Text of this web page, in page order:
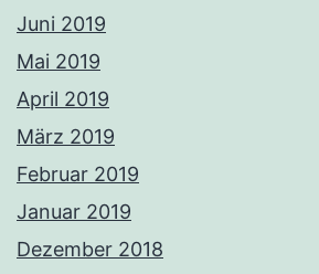
Juni 2019
Mai 2019
April 2019
März 2019
Februar 2019
Januar 2019
Dezember 2018